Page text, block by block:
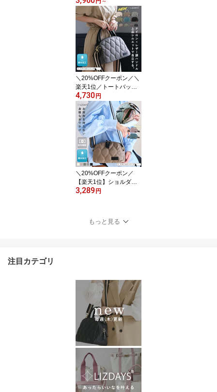
ン 軽量 ショルダーバッ
グ ななめ掛け 大人 キル
ティング 撥水 はっ水 ハ
ンドバッグ ミニバッグ
軽い 2way 多収納 マグネ
ット シンプル 通勤 女性
B5 かわいい おしゃれ ス
タイルオンバッグ 母の日
＼20%OFFクーポン／＼
楽天1位／トートバッグ
レディース ショルダーバ
ッグ 斜め掛け 大人 軽量
ナイロン 2WAY キルティ
ング 撥水 ハンドバッグ
自立 底鋲 マチ広 斜めが
けバッグ 肩掛け 通勤 き
れいめ トート バッグ LIZ
DAYS リズデイズ スタイ
ルオンバッグ 母の日
4,730 円
＼20%OFFクーポン／
【楽天1位】ショルダー
バッグ レディース ミニ
ェット 斜めがけ バッグ
軽量 小さめ 大人 上品 お
3,289 円
もっと見る
注目カテゴリ